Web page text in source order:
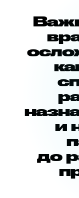
и
до